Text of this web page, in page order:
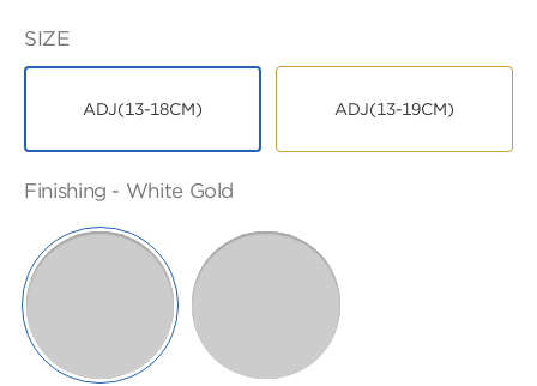
MY ACCOUNT
SHOPPING CART
-
17K
SIZE
ADJ(13-18CM) ADJ(13-19CM)
FINISHING
ROSE
WHITE
PURITY
Finishing - White Gold
SELECTED